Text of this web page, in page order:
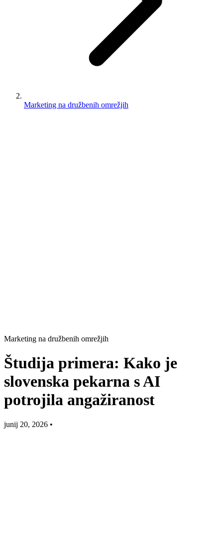
Marketing na družbenih omrežjih
Marketing na družbenih omrežjih
Študija primera: Kako je
slovenska pekarna s AI
potrojila angažiranost
junij 20, 2026 •